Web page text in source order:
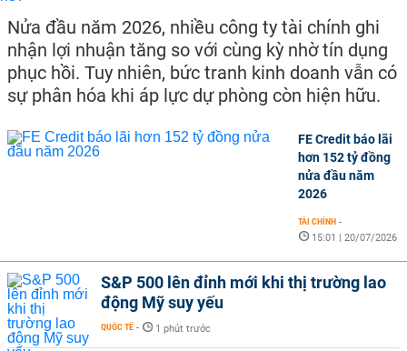
Nửa đầu năm 2026, nhiều công ty tài chính ghi
nhận lợi nhuận tăng so với cùng kỳ nhờ tín dụng
phục hồi. Tuy nhiên, bức tranh kinh doanh vẫn có
sự phân hóa khi áp lực dự phòng còn hiện hữu.
FE Credit báo lãi
hơn 152 tỷ đồng
nửa đầu năm
2026
TÀI CHÍNH -
15:01 | 20/07/2026
S&P 500 lên đỉnh mới khi thị trường lao
động Mỹ suy yếu
QUỐC TẾ - 1 phút trước